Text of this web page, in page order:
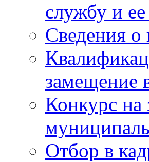
службу и
Сведения о
замещение
Конкурс на
Отбор в